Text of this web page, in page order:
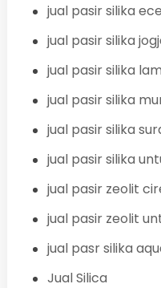
jual pasir silika
jual pasir silika
jual pasir silika
jual pasir silika
jual pasir silika
jual pasir silika
jual pasir zeolit
jual pasir zeolit
jual pasr silika
Jual Silica